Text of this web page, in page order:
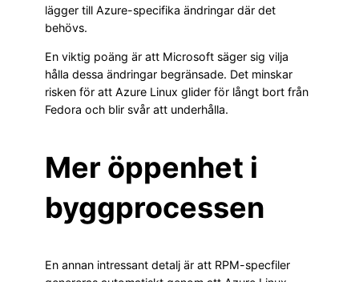
lägger till Azure-specifika ändringar där det
behövs.
En viktig poäng är att Microsoft säger sig vilja
hålla dessa ändringar begränsade. Det minskar
risken för att Azure Linux glider för långt bort från
Fedora och blir svår att underhålla.
Mer öppenhet i
byggprocessen
En annan intressant detalj är att RPM-specfiler